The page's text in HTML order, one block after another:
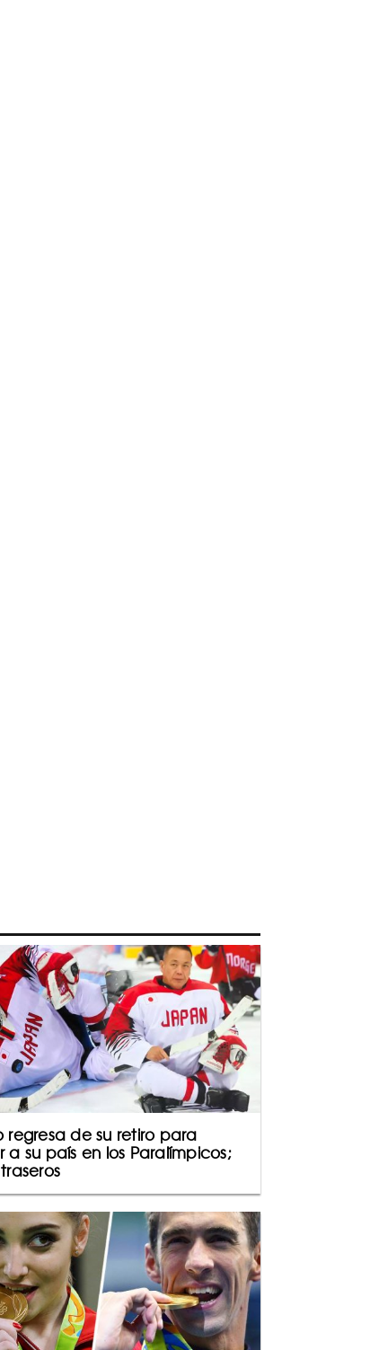
regresa de su retiro para
a su país en los Paralímpicos;